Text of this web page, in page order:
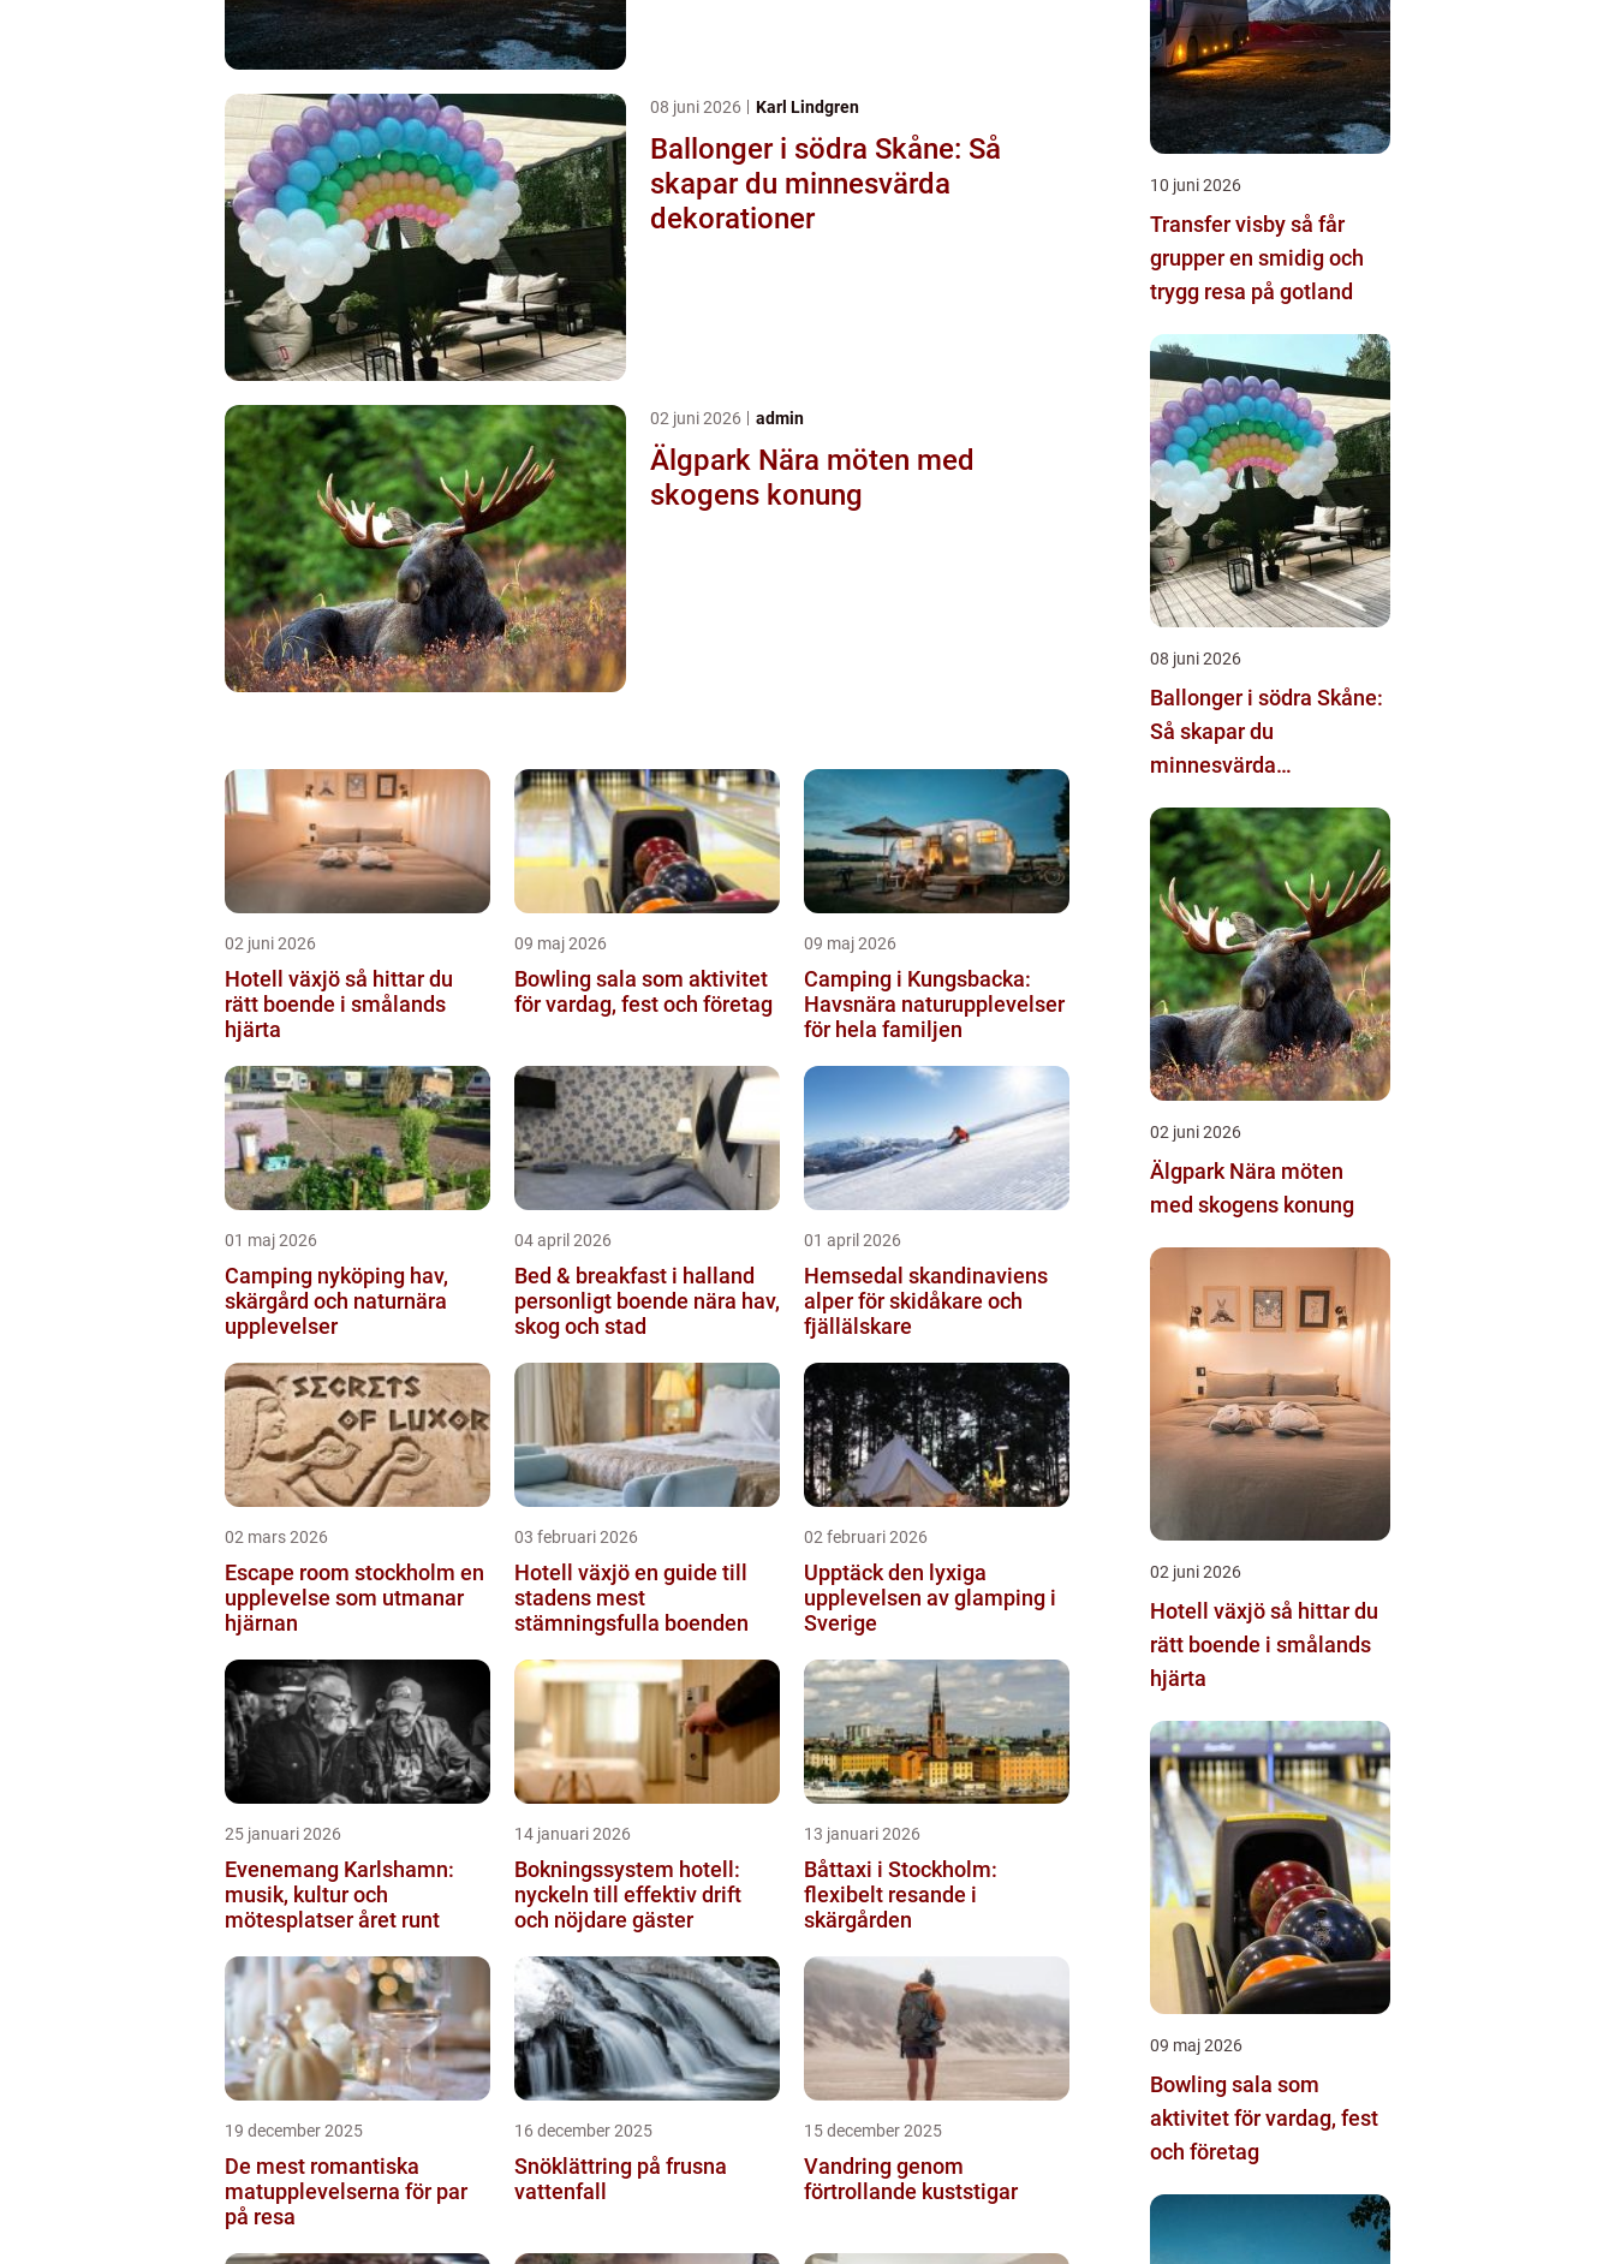
08 juni 2026 Karl Lindgren
Ballonger i södra Skåne: Så
skapar du minnesvärda
dekorationer
02 juni 2026 admin
Älgpark Nära möten med
skogens konung
02 juni 2026
Hotell växjö så hittar du
rätt boende i smålands
hjärta
09 maj 2026
Bowling sala som aktivitet
för vardag, fest och företag
09 maj 2026
Camping i Kungsbacka:
Havsnära naturupplevelser
för hela familjen
01 maj 2026
Camping nyköping hav,
skärgård och naturnära
upplevelser
04 april 2026
Bed & breakfast i halland
personligt boende nära hav,
skog och stad
01 april 2026
Hemsedal skandinaviens
alper för skidåkare och
fjällälskare
02 mars 2026
Escape room stockholm en
upplevelse som utmanar
hjärnan
03 februari 2026
Hotell växjö en guide till
stadens mest
stämningsfulla boenden
02 februari 2026
Upptäck den lyxiga
upplevelsen av glamping i
Sverige
25 januari 2026
Evenemang Karlshamn:
musik, kultur och
mötesplatser året runt
14 januari 2026
Bokningssystem hotell:
nyckeln till effektiv drift
och nöjdare gäster
13 januari 2026
Båttaxi i Stockholm:
flexibelt resande i
skärgården
19 december 2025
De mest romantiska
matupplevelserna för par
på resa
16 december 2025
Snöklättring på frusna
vattenfall
15 december 2025
Vandring genom
förtrollande kuststigar
10 juni 2026
Transfer visby så får
grupper en smidig och
trygg resa på gotland
08 juni 2026
Ballonger i södra Skåne:
Så skapar du
minnesvärda
02 juni 2026
Älgpark Nära möten
med skogens konung
02 juni 2026
Hotell växjö så hittar du
rätt boende i smålands
hjärta
09 maj 2026
Bowling sala som
aktivitet för vardag, fest
och företag